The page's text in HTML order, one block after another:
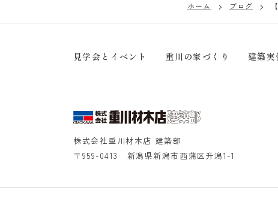
ホーム ブログ
見学会とイベント 重川の家づくり 建築実
株式会社重川材木店 建築部
〒959-0413 新潟県新潟市西蒲区升潟1-1